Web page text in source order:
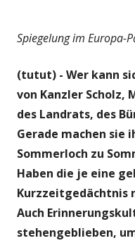
Spiegelung im Europa-
(tutut) - Wer kann
von Kanzler Scholz,
des Landrats, des
Gerade machen sie
Sommerloch zu
Haben die je eine
Kurzzeitgedächtnis
Auch
stehengeblieben,